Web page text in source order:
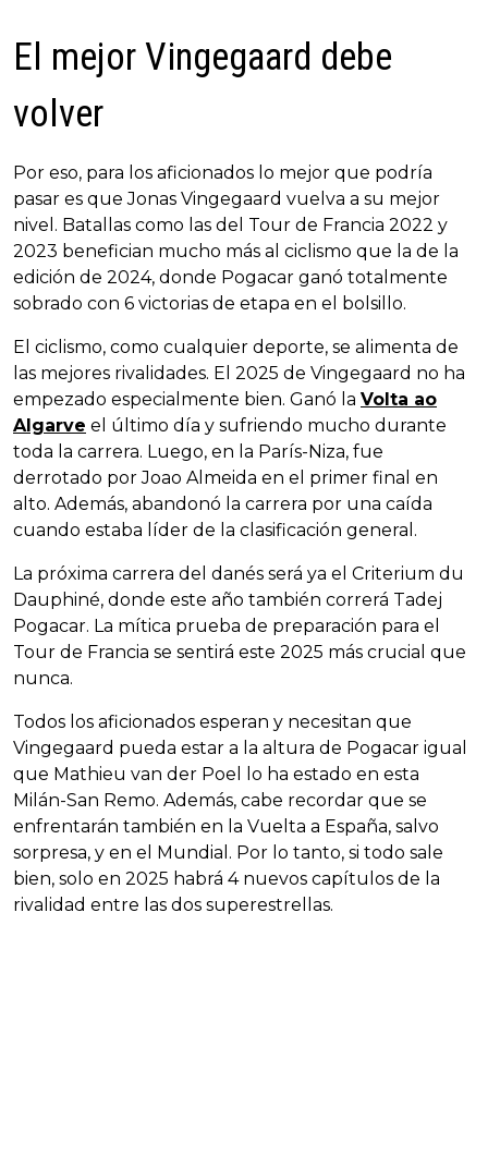
El mejor Vingegaard debe
volver
Por eso, para los aficionados lo mejor que podría
pasar es que Jonas Vingegaard vuelva a su mejor
nivel. Batallas como las del Tour de Francia 2022 y
2023 benefician mucho más al ciclismo que la de la
edición de 2024, donde Pogacar ganó totalmente
sobrado con 6 victorias de etapa en el bolsillo.
El ciclismo, como cualquier deporte, se alimenta de
las mejores rivalidades. El 2025 de Vingegaard no ha
empezado especialmente bien. Ganó la Volta ao
Algarve el último día y sufriendo mucho durante
toda la carrera. Luego, en la París-Niza, fue
derrotado por Joao Almeida en el primer final en
alto. Además, abandonó la carrera por una caída
cuando estaba líder de la clasificación general.
La próxima carrera del danés será ya el Criterium du
Dauphiné, donde este año también correrá Tadej
Pogacar. La mítica prueba de preparación para el
Tour de Francia se sentirá este 2025 más crucial que
nunca.
Todos los aficionados esperan y necesitan que
Vingegaard pueda estar a la altura de Pogacar igual
que Mathieu van der Poel lo ha estado en esta
Milán-San Remo. Además, cabe recordar que se
enfrentarán también en la Vuelta a España, salvo
sorpresa, y en el Mundial. Por lo tanto, si todo sale
bien, solo en 2025 habrá 4 nuevos capítulos de la
rivalidad entre las dos superestrellas.